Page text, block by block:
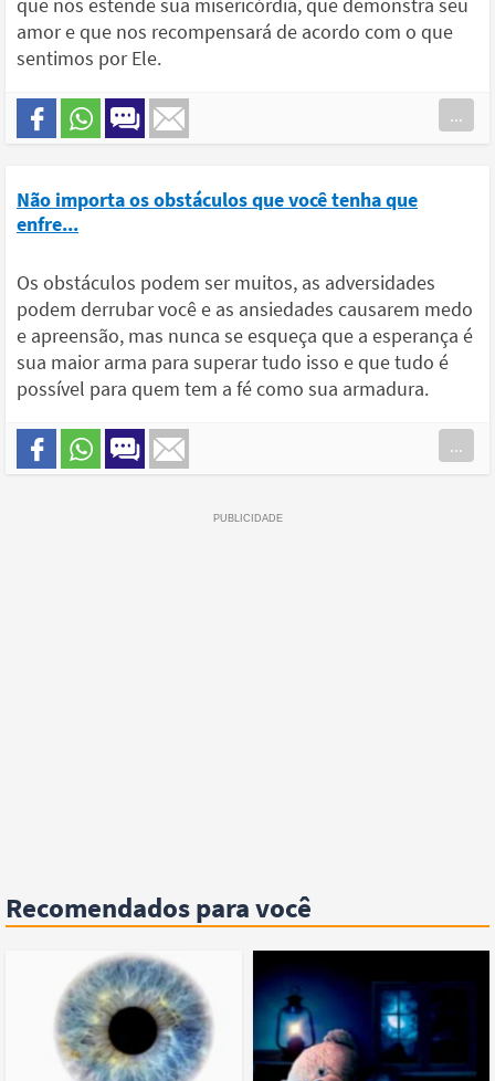
que nos estende sua misericórdia, que demonstra seu
amor e que nos recompensará de acordo com o que
sentimos por Ele.
...
Não importa os obstáculos que você tenha que
enfre...
Os obstáculos podem ser muitos, as adversidades
podem derrubar você e as ansiedades causarem medo
e apreensão, mas nunca se esqueça que a esperança é
sua maior arma para superar tudo isso e que tudo é
possível para quem tem a fé como sua armadura.
...
Recomendados para você